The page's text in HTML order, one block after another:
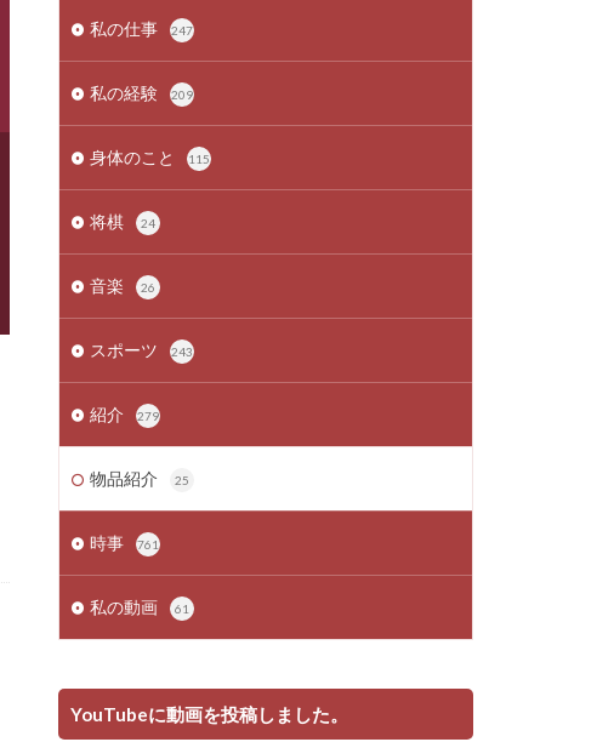
私の仕事 247
私の経験 209
身体のこと 115
将棋 24
音楽 26
スポーツ 243
紹介 279
物品紹介 25
時事 761
私の動画 61
YouTubeに動画を投稿しました。